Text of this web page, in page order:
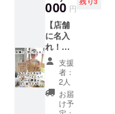
伴者を
つけま
す。 ＊
車づく
りの専
門家立
会いの
もと行
いま
す。
できれ
いに包
装はし
てませ
ん。そ
の分美
味しく
見える
工夫を
全力で
ていた
だける
よう丈
夫な自
然繊維
の生地
となっ
ており
ます。
マル
製作し
長持ち
しやす
い。汚
れにく
い。通
気性・
保湿性
が高
す。 お
礼のお
手紙を
添え
て。 ご
自身や
企業の
ロゴ
や、お
子さん
000 円
【店舗
に名入
れ！応
援スポ
ン
サー】
・あな
たの名
支援
者：
2人
お届
け予